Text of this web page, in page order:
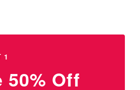
1
50% Off